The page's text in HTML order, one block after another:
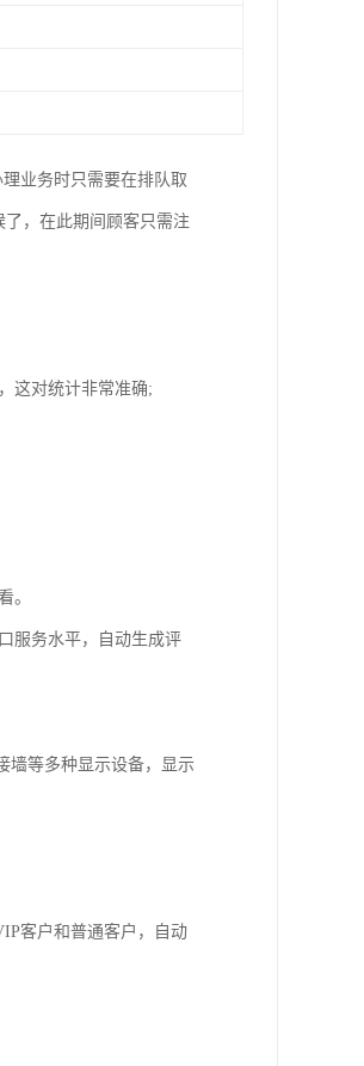
业务时只需要在排队取
，在此期间顾客只需注
这对统计非常准确;
。
服务水平，自动生成评
墙等多种显示设备，显示
客户和普通客户，自动